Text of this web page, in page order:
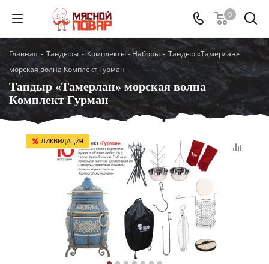
0
Главная - Тандыры - Комплекты - Наборы - Тандыр «Тамерлан»
морская волна Комплект Гурман
Тандыр «Тамерлан» морская волна
Комплект Гурман
ЛИКВИДАЦИЯ